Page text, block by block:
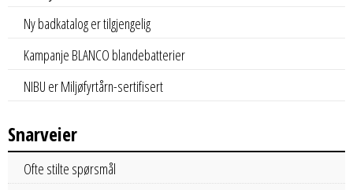
Ny badkatalog er tilgjengelig
Kampanje BLANCO blandebatterier
NIBU er Miljøfyrtårn-sertifisert
Snarveier
Ofte stilte spørsmål